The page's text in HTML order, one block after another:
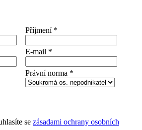
Příjmení *
E-mail *
Právní norma *
se zásadami ochrany osobních